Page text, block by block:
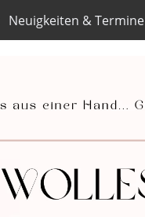
Neuigkeiten & Termine